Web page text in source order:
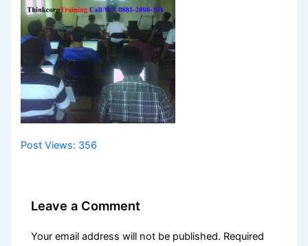
Post Views: 356
Leave a Comment
Your email address will not be published. Required